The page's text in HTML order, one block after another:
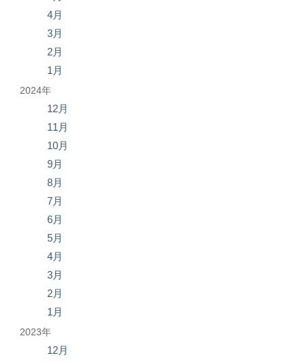
4月
3月
2月
1月
2024年
12月
11月
10月
9月
8月
7月
6月
5月
4月
3月
2月
1月
2023年
12月